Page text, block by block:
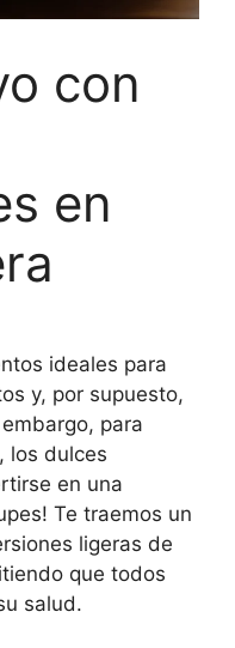
con
en
ideales para
y, por supuesto,
para
los dulces
en una
Te traemos un
ligeras de
que todos
salud.